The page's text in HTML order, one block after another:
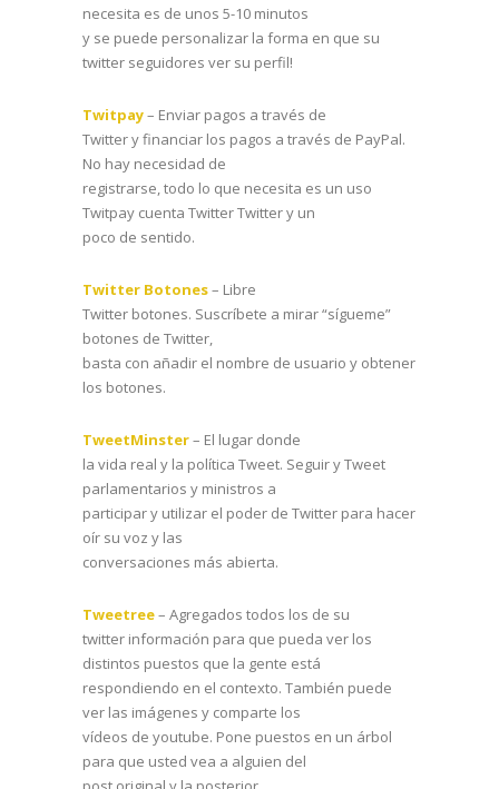
necesita es de unos 5-10 minutos
y se puede personalizar la forma en que su
twitter seguidores ver su perfil!
Twitpay– Enviar pagos a través de
Twitter y financiar los pagos a través de PayPal.
No hay necesidad de
registrarse, todo lo que necesita es un uso
Twitpay cuenta Twitter Twitter y un
poco de sentido.
Twitter Botones– Libre
Twitter botones. Suscríbete a mirar “sígueme”
botones de Twitter,
basta con añadir el nombre de usuario y obtener
los botones.
TweetMinster– El lugar donde
la vida real y la política Tweet. Seguir y Tweet
parlamentarios y ministros a
participar y utilizar el poder de Twitter para hacer
oír su voz y las
conversaciones más abierta.
Tweetree– Agregados todos los de su
twitter información para que pueda ver los
distintos puestos que la gente está
respondiendo en el contexto. También puede
ver las imágenes y comparte los
vídeos de youtube. Pone puestos en un árbol
para que usted vea a alguien del